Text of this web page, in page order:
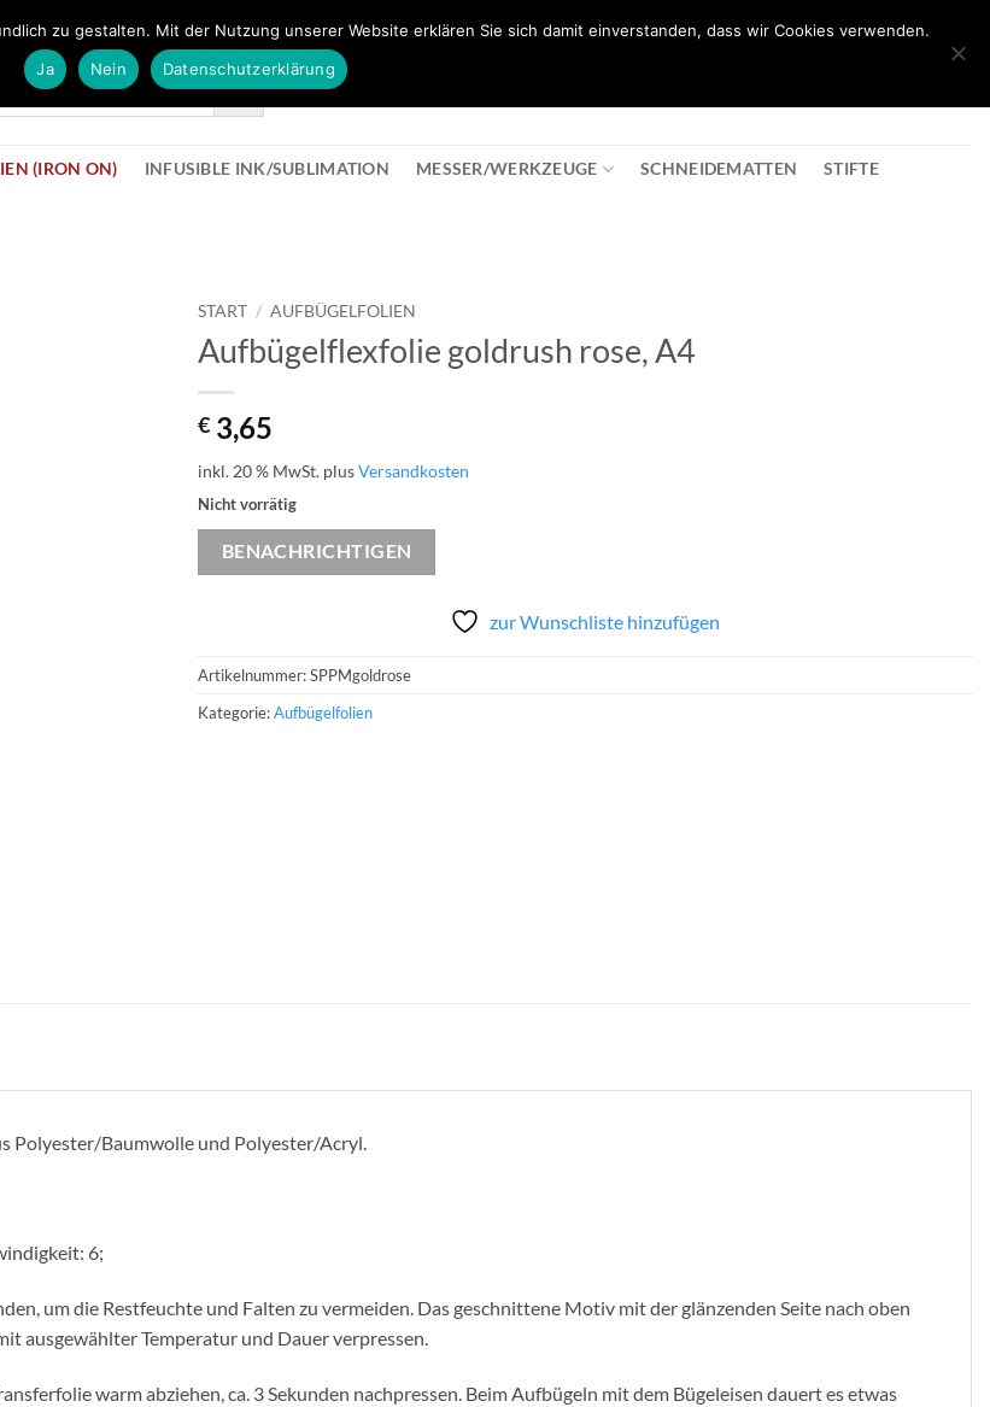
(IRON ON) INFUSIBLE INK/SUBLIMATION MESSER/WERKZEUGE SCHNEIDEMATTEN STIFTE
START / AUFBÜGELFOLIEN
Aufbügelflexfolie goldrush rose, A4
€ 3,65
inkl. 20 % MwSt. plusVersandkosten
Nicht vorrätig
BENACHRICHTIGEN
zur Wunschliste hinzufügen
Artikelnummer:SPPMgoldrose
Kategorie:Aufbügelfolien
Polyester/Baumwolle und Polyester/Acryl.
6;
um die Restfeuchte und Falten zu vermeiden. Das geschnittene Motiv mit der glänzenden Seite nach oben
ausgewählter Temperatur und Dauer verpressen.
warm abziehen, ca. 3 Sekunden nachpressen. Beim Aufbügeln mit dem Bügeleisen dauert es etwas
zu gestalten. Mit der Nutzung unserer Website erklären Sie sich damit einverstanden, dass wir Cookies verwenden.
Ja
Nein Datenschutzerklärung